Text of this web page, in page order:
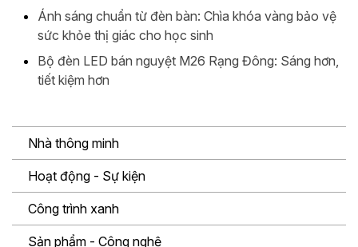
Ánh sáng chuẩn từ đèn bàn: Chìa khóa vàng bảo vệ
sức khỏe thị giác cho học sinh
Bộ đèn LED bán nguyệt M26 Rạng Đông: Sáng hơn,
tiết kiệm hơn
Nhà thông minh
Hoạt động - Sự kiện
Công trình xanh
Sản phẩm - Công nghệ